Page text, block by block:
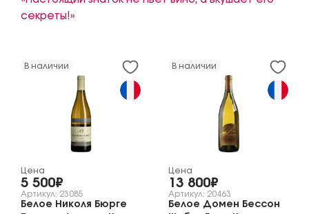
секреты!»
В наличии
Цена
5 500₽
Артикул: 23085
Белое Николя Бюрге
В наличии
Цена
13 800₽
Артикул: 20463
Белое Домен Бессон